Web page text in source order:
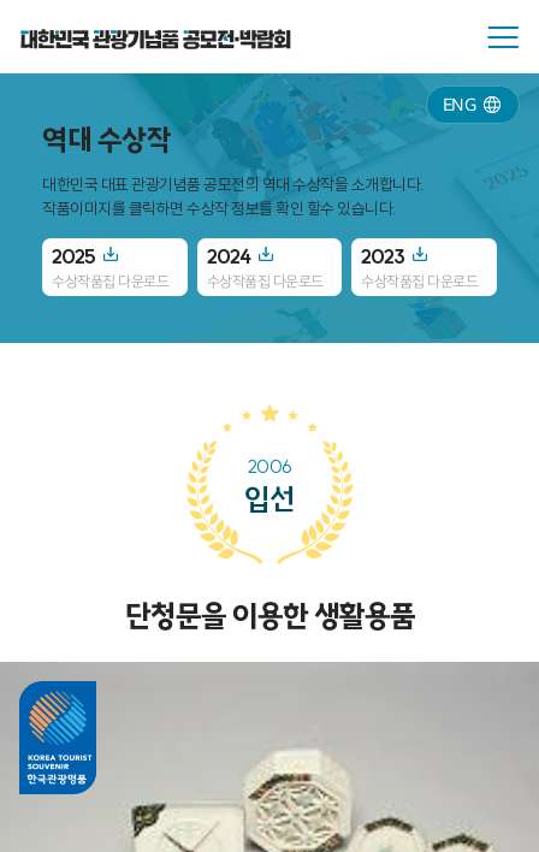
역대 수상작
대한민국 대표 관광기념품 공모전의 역대 수상작을 소개합니다.
작품이미지를 클릭하면 수상작 정보를 확인 할수 있습니다.
2025
수상작품집 다운로드
2024
수상작품집 다운로드
2023
수상작품집 다운로드
ENG
2006
입선
단청문을 이용한 생활용품